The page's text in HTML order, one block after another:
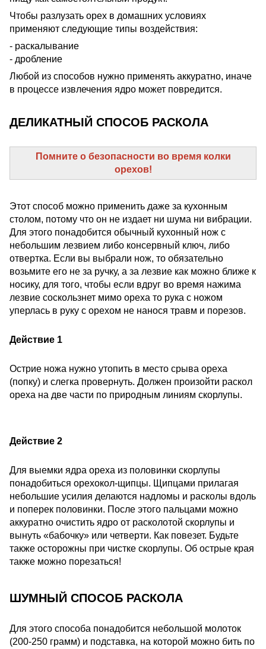
Чтобы разлузать орех в домашних условиях
применяют следующие типы воздействия:
- раскалывание
- дробление
Любой из способов нужно применять аккуратно, иначе
в процессе извлечения ядро может повредится.
ДЕЛИКАТНЫЙ СПОСОБ РАСКОЛА
Помните о безопасности во время колки
орехов!
Этот способ можно применить даже за кухонным
столом, потому что он не издает ни шума ни вибрации.
Для этого понадобится обычный кухонный нож с
небольшим лезвием либо консервный ключ, либо
отвертка. Если вы выбрали нож, то обязательно
возьмите его не за ручку, а за лезвие как можно ближе к
носику, для того, чтобы если вдруг во время нажима
лезвие соскользнет мимо ореха то рука с ножом
уперлась в руку с орехом не нанося травм и порезов.
Действие 1
Острие ножа нужно утопить в место срыва ореха
(попку) и слегка провернуть. Должен произойти раскол
ореха на две части по природным линиям скорлупы.
Действие 2
Для выемки ядра ореха из половинки скорлупы
понадобиться орехокол-щипцы. Щипцами прилагая
небольшие усилия делаются надломы и расколы вдоль
и поперек половинки. После этого пальцами можно
аккуратно очистить ядро от расколотой скорлупы и
вынуть «бабочку» или четверти. Как повезет. Будьте
также осторожны при чистке скорлупы. Об острые края
также можно порезаться!
ШУМНЫЙ СПОСОБ РАСКОЛА
Для этого способа понадобится небольшой молоток
(200-250 грамм) и подставка, на которой можно бить по